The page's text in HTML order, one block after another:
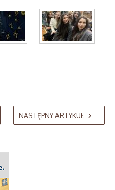
Kekeljevic.NASTĘPNY ARTYKUŁ